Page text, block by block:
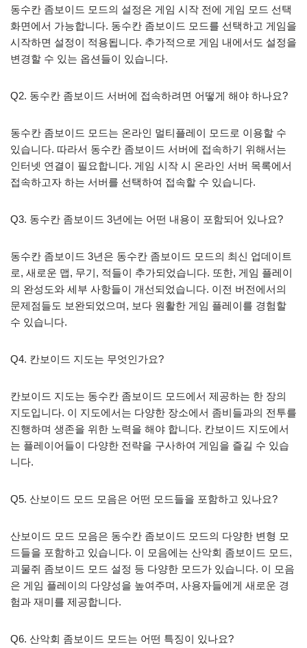
동수칸 좀보이드 모드의 설정은 게임 시작 전에 게임 모드 선택
화면에서 가능합니다. 동수칸 좀보이드 모드를 선택하고 게임을
시작하면 설정이 적용됩니다. 추가적으로 게임 내에서도 설정을
변경할 수 있는 옵션들이 있습니다.
Q2. 동수칸 좀보이드 서버에 접속하려면 어떻게 해야 하나요?
동수칸 좀보이드 모드는 온라인 멀티플레이 모드로 이용할 수
있습니다. 따라서 동수칸 좀보이드 서버에 접속하기 위해서는
인터넷 연결이 필요합니다. 게임 시작 시 온라인 서버 목록에서
접속하고자 하는 서버를 선택하여 접속할 수 있습니다.
Q3. 동수칸 좀보이드 3년에는 어떤 내용이 포함되어 있나요?
동수칸 좀보이드 3년은 동수칸 좀보이드 모드의 최신 업데이트
로, 새로운 맵, 무기, 적들이 추가되었습니다. 또한, 게임 플레이
의 완성도와 세부 사항들이 개선되었습니다. 이전 버전에서의
문제점들도 보완되었으며, 보다 원활한 게임 플레이를 경험할
수 있습니다.
Q4. 칸보이드 지도는 무엇인가요?
칸보이드 지도는 동수칸 좀보이드 모드에서 제공하는 한 장의
지도입니다. 이 지도에서는 다양한 장소에서 좀비들과의 전투를
진행하며 생존을 위한 노력을 해야 합니다. 칸보이드 지도에서
는 플레이어들이 다양한 전략을 구사하여 게임을 즐길 수 있습
니다.
Q5. 산보이드 모드 모음은 어떤 모드들을 포함하고 있나요?
산보이드 모드 모음은 동수칸 좀보이드 모드의 다양한 변형 모
드들을 포함하고 있습니다. 이 모음에는 산악회 좀보이드 모드,
괴물쥐 좀보이드 모드 설정 등 다양한 모드가 있습니다. 이 모음
은 게임 플레이의 다양성을 높여주며, 사용자들에게 새로운 경
험과 재미를 제공합니다.
Q6. 산악회 좀보이드 모드는 어떤 특징이 있나요?